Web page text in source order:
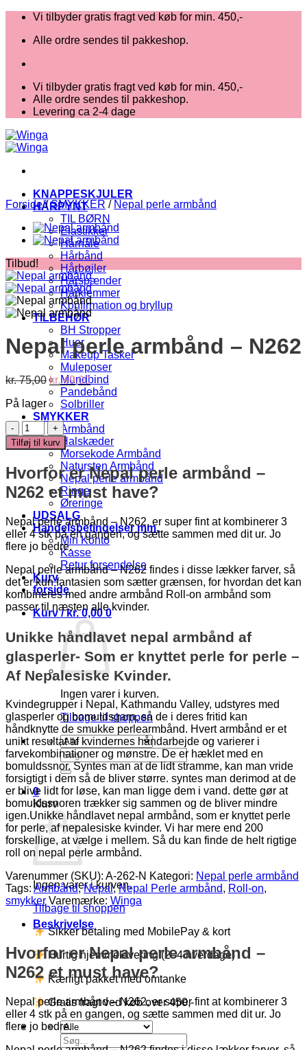
Fortsæt
indhold
Vi tilbyder gratis fragt ved køb for min. 450,-
Alle ordre sendes til pakkeshop.
Vi tilbyder gratis fragt ved køb for min. 450,-
Alle ordre sendes til pakkeshop.
Levering ca 2-4 dage
KNAPPESKJULER
HÅRPYNT
TIL BØRN
Elastikker
Hårnåle
Hårbånd
Hårbøjler
Hårspænder
Hårklemmer
Konfirmation og bryllup
TILBEHØR
BH Stropper
Huer
Makeup Tasker
Muleposer
Mundbind
Pandebånd
Solbriller
SMYKKER
Armbånd
Halskæder
Morsekode Armbånd
Natursten Armbånd
Nepal perle armbånd
Ringe
Øreringe
UDSALG
Handelsbetingelser mm.
Min Konto
Kasse
Retur forsendelse
Kurv
forside
Kurv /kr.0,00 0
Ingen varer i kurven.
Tilbage til shoppen
Søg
efter:
0
Kurv
Ingen varer i kurven.
Tilbage til shoppen
Sikker betaling med MobilePay & kort
Hurtig hjemmelevering (2–4 hverdage)
Kærligt pakket med omtanke
Gratis fragt ved køb over 450,-
Søg
Forside / SMYKKER / Nepal perle armbånd
Tilbud!
Nepal perle armbånd – N262
kr.75,00Den
oprindelige
pris
var:
kr. 75,00.
kr.49,00Den
aktuelle
pris
kr. 49,00.
På lager
Nepal
perle
armbånd
N262
antal
Tilføj til kurv
Hvorfor er Nepal perle armbånd –
N262 et must have?
Nepal perle armbånd – N262, er super fint at kombinerer 3
eller 4 stk på en gangen, og sætte sammen med dit ur. Jo
flere jo bedre.
Nepal perle armbånd – N262 findes i disse lækker farver, så
det er kun fantasien som sætter grænsen, for hvordan det kan
kombineres med andre armbånd Roll-on armbånd som
passer til næsten alle kvinder.
Unikke håndlavet nepal armbånd af
glasperler- Som er knyttet perle for perle –
Af Nepalesiske Kvinder.
Kvindegrupper i Nepal, Kathmandu Valley, udstyres med
glasperler og bomuldsgarn, så de i deres fritid kan
håndknytte de smukke perlearmbånd. Hvert armbånd er et
unikt resultat af kvindernes håndarbejde og varierer i
farvekombinationer og mønstre. De er hæklet med en
bomuldssnor. Syntes man at de lidt stramme, kan man vride
forsigtigt i dem så de bliver større. syntes man derimod at de
er blive lidt for løse, kan man ligge dem i vand. dette gør at
bomuldssnoren trækker sig sammen og de bliver mindre
igen.Unikke håndlavet nepal armbånd, som er knyttet perle
for perle, af nepalesiske kvinder. Vi har mere end 200
forskellige, at vælge i mellem. Så du kan finde de helt rigtige
roll on nepal perle armbånd.
Varenummer (SKU): A-262-N Kategori: Nepal perle armbånd
Tags: Armbånd,Nepal,Nepal Perle armbånd, Roll-on,
smykker Varemærke: Winga
Beskrivelse
Hvorfor er Nepal perle armbånd –
N262 et must have?
Nepal perle armbånd – N262, er super fint at kombinerer 3
eller 4 stk på en gangen, og sætte sammen med dit ur. Jo
flere jo bedre.